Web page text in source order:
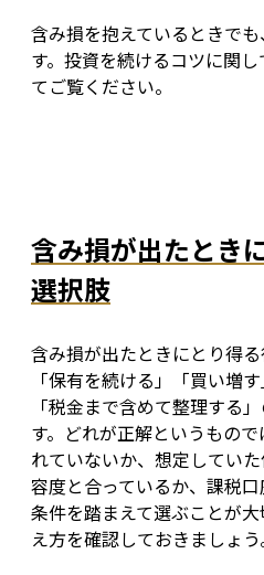
含み損を抱えているときで
す。投資を続けるコツに関
てご覧ください。
含み損が出たとき
選択肢
含み損が出たときにとり得
「保有を続ける」「買い増
「税金まで含めて整理する
す。どれが正解というもの
れていないか、想定してい
容度と合っているか、課税
条件を踏まえて選ぶことが
え方を確認しておきましょう